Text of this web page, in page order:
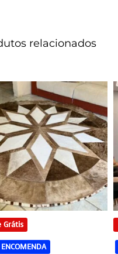
relacionados
Grátis